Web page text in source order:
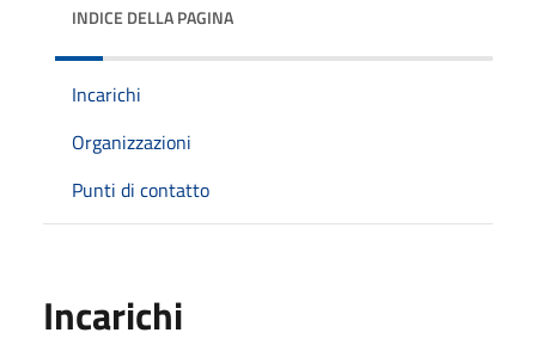
INDICE DELLA PAGINA
Incarichi
Organizzazioni
Punti di contatto
Incarichi